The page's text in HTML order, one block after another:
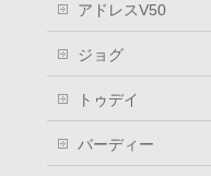
アドレスV50
ジョグ
トゥデイ
バーディー